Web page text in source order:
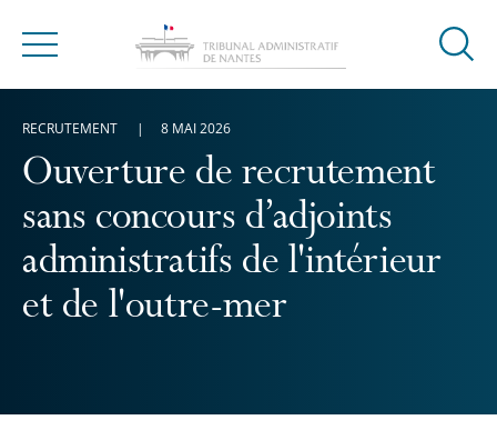
Menu
Ouvrir
Ouverture de recrutement
sans concours d’adjoints
administratifs de l'intérieur
et de l'outre-mer
RECRUTEMENT 8 MAI 2026